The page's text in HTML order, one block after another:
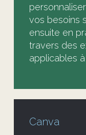
vos besoins
ensuite en
travers des
applicables
Canva